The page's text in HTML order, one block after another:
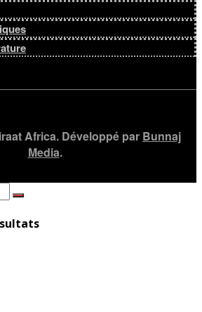
Africa. Développé par Bunnaj
Media.